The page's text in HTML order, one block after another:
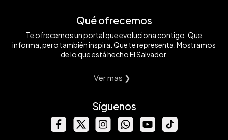
Qué ofrecemos
Te ofrecemos un portal que evoluciona contigo. Que
informa, pero también inspira. Que te representa. Mostramos
de lo que está hecho El Salvador.
Ver mas ❯
Síguenos